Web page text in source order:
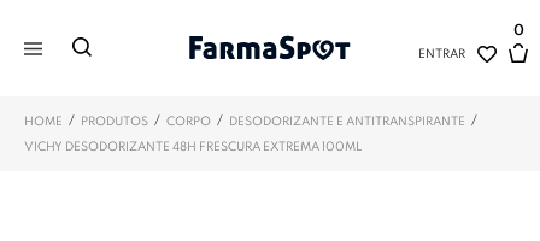
ENTRAR
0
HOME / PRODUTOS / CORPO / DESODORIZANTE E ANTITRANSPIRANTE /
VICHY DESODORIZANTE 48H FRESCURA EXTREMA 100ML